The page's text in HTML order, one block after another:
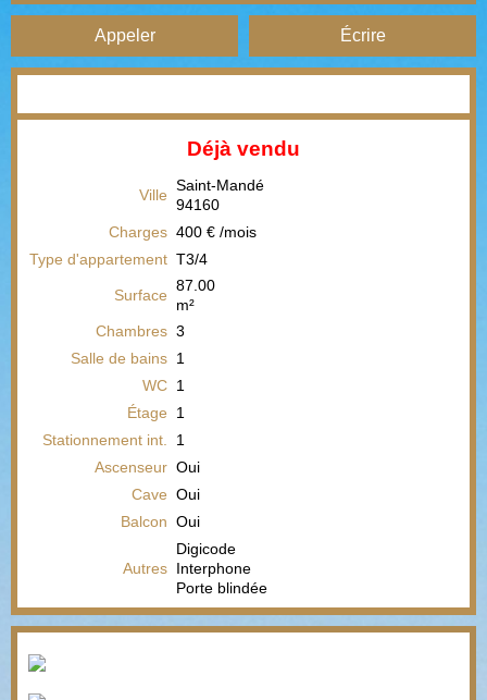
Appeler Écrire
Déjà vendu
Ville
Saint-Mandé
94160
Charges 400 € /mois
Type d'appartement T3/4
Surface
87.00
m²
Chambres 3
Salle de bains 1
WC 1
Étage
1
Stationnement int.
1
Ascenseur Oui
Cave Oui
Balcon Oui
Autres
Digicode
Interphone
Porte blindée